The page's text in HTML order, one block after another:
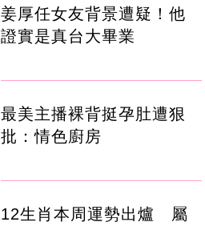
姜厚任女友背景遭疑！他
證實是真台大畢業
最美主播裸背挺孕肚遭狠
批：情色廚房
12生肖本周運勢出爐 屬